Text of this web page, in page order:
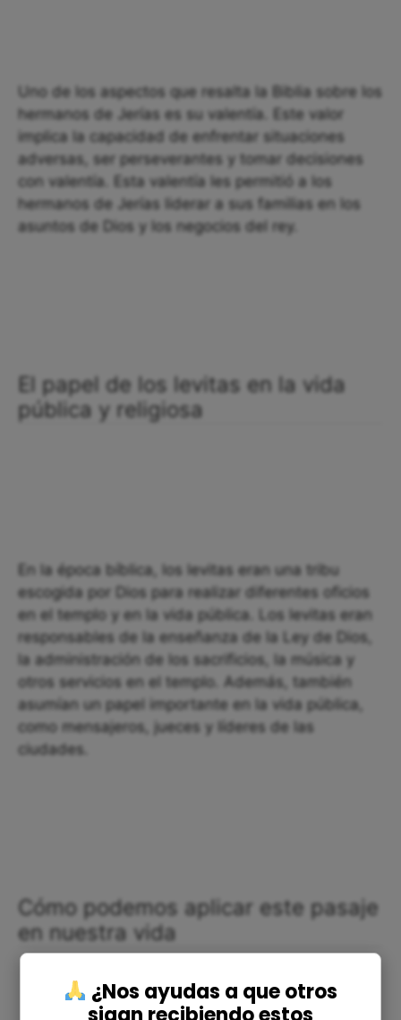
Uno de los aspectos que resalta la Biblia sobre los
hermanos de Jerías es su valentía. Este valor
implica la capacidad de enfrentar situaciones
adversas, ser perseverantes y tomar decisiones
con valentía. Esta valentía les permitió a los
hermanos de Jerías liderar a sus familias en los
asuntos de Dios y los negocios del rey.
El papel de los levitas en la vida
pública y religiosa
En la época bíblica, los levitas eran una tribu
escogida por Dios para realizar diferentes oficios
en el templo y en la vida pública. Los levitas eran
responsables de la enseñanza de la Ley de Dios,
la administración de los sacrificios, la música y
otros servicios en el templo. Además, también
asumían un papel importante en la vida pública,
como mensajeros, jueces y líderes de las
ciudades.
Cómo podemos aplicar este pasaje
en nuestra vida
¿Nos ayudas a que otros